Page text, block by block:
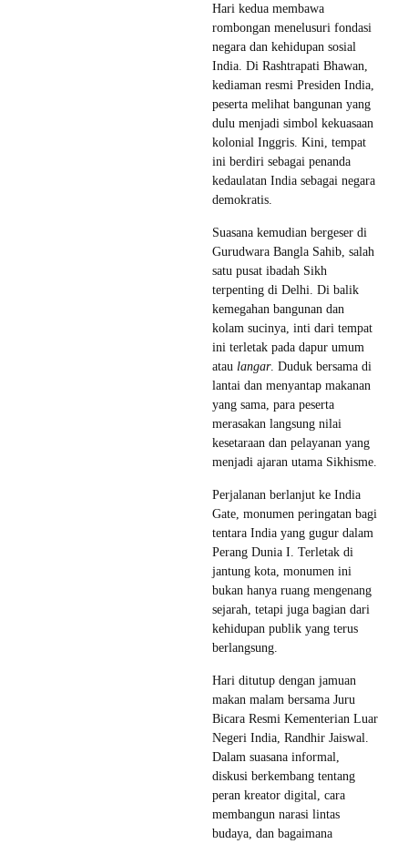
Hari kedua membawa
rombongan menelusuri fondasi
negara dan kehidupan sosial
India. Di Rashtrapati Bhawan,
kediaman resmi Presiden India,
peserta melihat bangunan yang
dulu menjadi simbol kekuasaan
kolonial Inggris. Kini, tempat
ini berdiri sebagai penanda
kedaulatan India sebagai negara
demokratis.
Suasana kemudian bergeser di
Gurudwara Bangla Sahib, salah
satu pusat ibadah Sikh
terpenting di Delhi. Di balik
kemegahan bangunan dan
kolam sucinya, inti dari tempat
ini terletak pada dapur umum
atau langar. Duduk bersama di
lantai dan menyantap makanan
yang sama, para peserta
merasakan langsung nilai
kesetaraan dan pelayanan yang
menjadi ajaran utama Sikhisme.
Perjalanan berlanjut ke India
Gate, monumen peringatan bagi
tentara India yang gugur dalam
Perang Dunia I. Terletak di
jantung kota, monumen ini
bukan hanya ruang mengenang
sejarah, tetapi juga bagian dari
kehidupan publik yang terus
berlangsung.
Hari ditutup dengan jamuan
makan malam bersama Juru
Bicara Resmi Kementerian Luar
Negeri India, Randhir Jaiswal.
Dalam suasana informal,
diskusi berkembang tentang
peran kreator digital, cara
membangun narasi lintas
budaya, dan bagaimana